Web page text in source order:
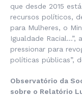
que desde 2015
recursos políticos,
para Mulheres, o
Igualdade Racial…”,
pressionar para
políticas públicas”,
Observatório da
sobre o Relatório